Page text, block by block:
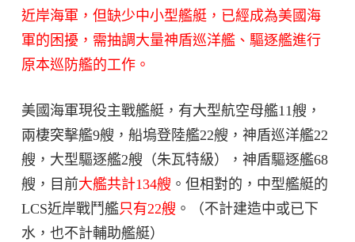
近岸海軍，但缺少中小型艦艇，已經成為美國海
軍的困擾，需抽調大量神盾巡洋艦、驅逐艦進行
原本巡防艦的工作。
美國海軍現役主戰艦艇，有大型航空母艦11艘，
兩棲突擊艦9艘，船塢登陸艦22艘，神盾巡洋艦22
艘，大型驅逐艦2艘（朱瓦特級），神盾驅逐艦68
艘，目前大艦共計134艘 。但相對的，中型艦艇的
LCS近岸戰鬥艦只有22艘 。（不計建造中或已下
水，也不計輔助艦艇）